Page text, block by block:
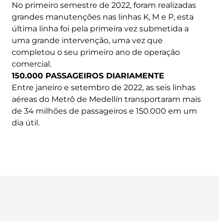
No primeiro semestre de 2022, foram realizadas
grandes manutenções nas linhas K, M e P, esta
última linha foi pela primeira vez submetida a
uma grande intervenção, uma vez que
completou o seu primeiro ano de operação
comercial.
150.000 PASSAGEIROS DIARIAMENTE
Entre janeiro e setembro de 2022, as seis linhas
aéreas do Metrô de Medellín transportaram mais
de 34 milhões de passageiros e 150.000 em um
dia útil.